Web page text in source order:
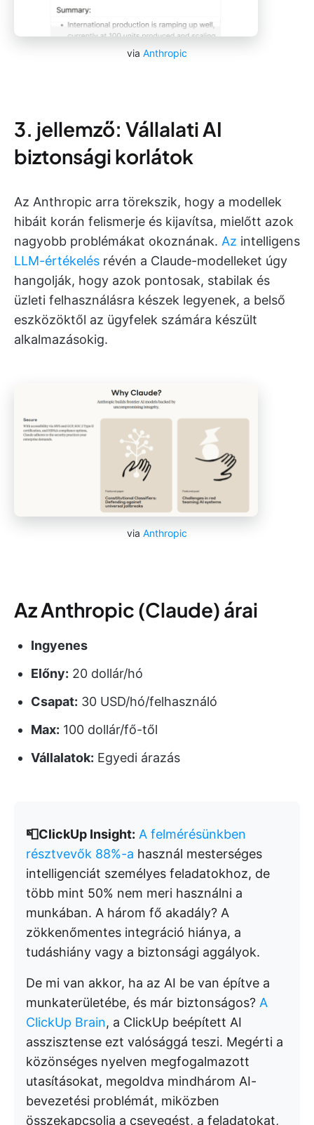
via Anthropic
3. jellemző: Vállalati AI
biztonsági korlátok
Az Anthropic arra törekszik, hogy a modellek
hibáit korán felismerje és kijavítsa, mielőtt azok
nagyobb problémákat okoznának. Az intelligens
LLM-értékelés révén a Claude-modelleket úgy
hangolják, hogy azok pontosak, stabilak és
üzleti felhasználásra készek legyenek, a belső
eszközöktől az ügyfelek számára készült
alkalmazásokig.
via Anthropic
Az Anthropic (Claude) árai
Ingyenes
Előny: 20 dollár/hó
Csapat: 30 USD/hó/felhasználó
Max: 100 dollár/fő-től
Vállalatok: Egyedi árazás
📮ClickUp Insight: A felmérésünkben
résztvevők 88%-a használ mesterséges
intelligenciát személyes feladatokhoz, de
több mint 50% nem meri használni a
munkában. A három fő akadály? A
zökkenőmentes integráció hiánya, a
tudáshiány vagy a biztonsági aggályok.
De mi van akkor, ha az AI be van építve a
munkaterületébe, és már biztonságos? A
ClickUp Brain, a ClickUp beépített AI
asszisztense ezt valósággá teszi. Megérti a
közönséges nyelven megfogalmazott
utasításokat, megoldva mindhárom AI-
bevezetési problémát, miközben
összekapcsolja a csevegést, a feladatokat,